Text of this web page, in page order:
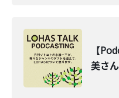
【
美さん